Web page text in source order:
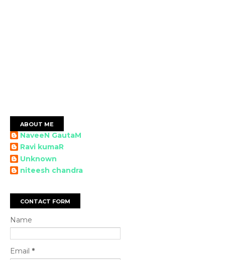
ABOUT ME
NaveeN GautaM
Ravi kumaR
Unknown
niteesh chandra
CONTACT FORM
Name
Email *